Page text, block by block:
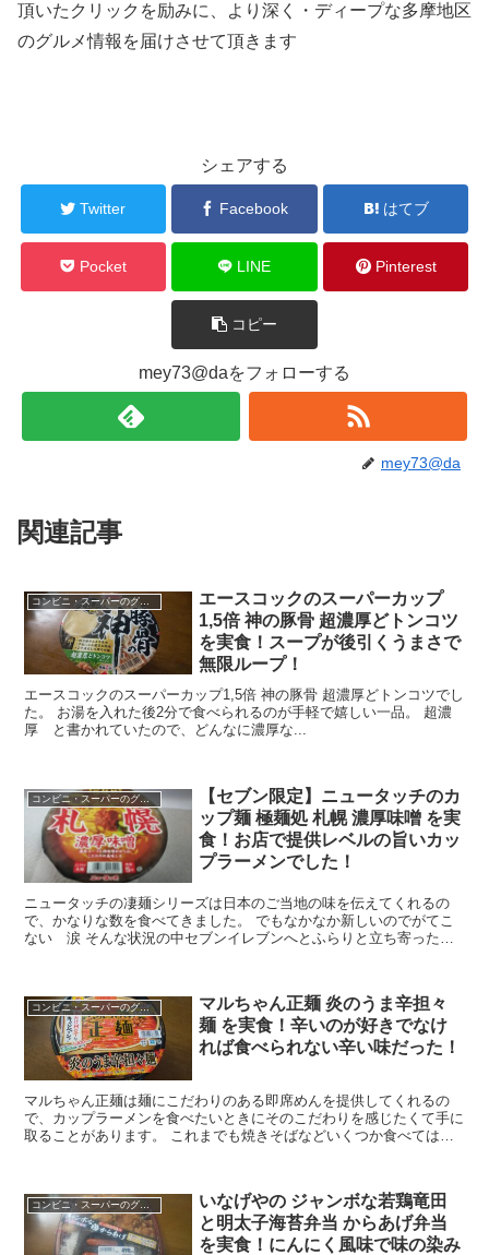
頂いたクリックを励みに、より深く・ディープな多摩地区
のグルメ情報を届けさせて頂きます
シェアする
Twitter Facebook はてブ
Pocket LINE Pinterest
コピー
mey73@daをフォローする
mey73@da
関連記事
コンビニ・スーパーのグルメ
エースコックのスーパーカップ
1,5倍 神の豚骨 超濃厚どトンコツ
を実食！スープが後引くうまさで
無限ループ！
エースコックのスーパーカップ1,5倍 神の豚骨 超濃厚どトンコツでし
た。 お湯を入れた後2分で食べられるのが手軽で嬉しい一品。 超濃
厚 と書かれていたので、どんなに濃厚な...
コンビニ・スーパーのグルメ
【セブン限定】ニュータッチのカ
ップ麺 極麺処 札幌 濃厚味噌 を実
食！お店で提供レベルの旨いカッ
プラーメンでした！
ニュータッチの凄麺シリーズは日本のご当地の味を伝えてくれるの
で、かなりな数を食べてきました。 でもなかなか新しいのでがてこ
ない 涙 そんな状況の中セブンイレブンへとふらりと立ち寄った際
コンビニ・スーパーのグルメ
マルちゃん正麺 炎のうま辛担々
麺 を実食！辛いのが好きでなけ
れば食べられない辛い味だった！
マルちゃん正麺は麺にこだわりのある即席めんを提供してくれるの
で、カップラーメンを食べたいときにそのこだわりを感じたくて手に
取ることがあります。 これまでも焼きそばなどいくつか食べてはき
コンビニ・スーパーのグルメ
いなげやの ジャンボな若鶏竜田
と明太子海苔弁当 からあげ弁当
を実食！にんにく風味で味の染み